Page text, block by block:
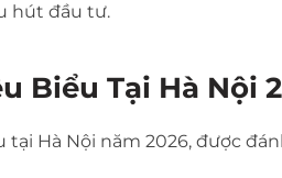
hút đầu tư.
Biểu Tại Hà Nội
Hà Nội năm 2026, được